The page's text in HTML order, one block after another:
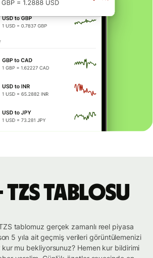
TZS tablosu
tablomuz gerçek zamanlı reel piyasa
5 yıla ait geçmiş verileri görüntülemenizi
kur mu bekliyorsunuz? Hemen kur bildirimi